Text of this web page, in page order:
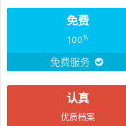
免费
100%
免费服务
认真
优质档案